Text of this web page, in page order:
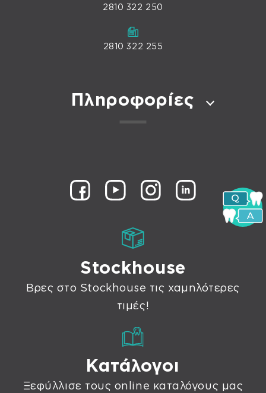
2810 322 250
2810 322 255
Πληροφορίες
Stockhouse
Βρες στο Stockhouse τις χαμηλότερες
τιμές!
Κατάλογοι
Ξεφύλλισε τους online καταλόγους μας